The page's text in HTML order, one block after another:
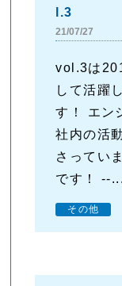
l.3
21/07/27
vol.3は
して活躍
す！ エン
社内の活
さってい
です！ --...
その他